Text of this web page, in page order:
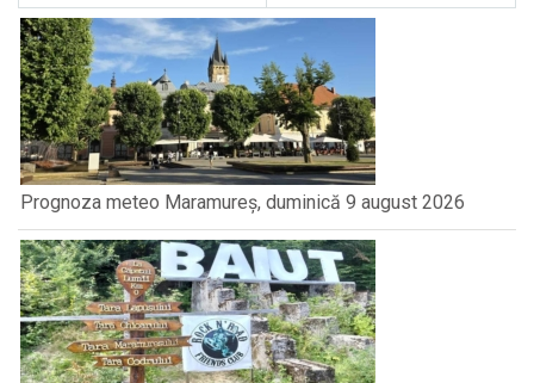
Prognoza meteo Maramureș, duminică 9 august 2026